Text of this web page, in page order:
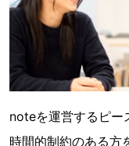
noteを運営するピー
時間的制約のある方